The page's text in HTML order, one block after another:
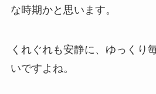
な時期かと思います。
くれぐれも安静に、ゆっくり
いですよね。